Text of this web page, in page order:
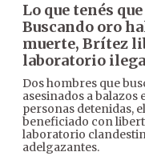
Lo que tenés
Buscando oro
muerte, Brítez
laboratorio
Dos hombres que
asesinados a
personas detenidas,
beneficiado con
laboratorio
adelgazantes.